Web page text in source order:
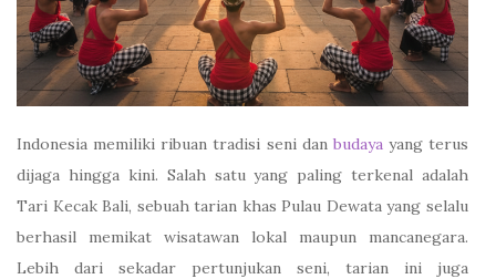
Indonesia memiliki ribuan tradisi seni dan budayayang terus
dijaga hingga kini. Salah satu yang paling terkenal adalah
Tari Kecak Bali, sebuah tarian khas Pulau Dewata yang selalu
berhasil memikat wisatawan lokal maupun mancanegara.
Lebih dari sekadar pertunjukan seni, tarian ini juga